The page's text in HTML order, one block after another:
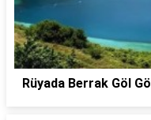
Rüyada Berrak Göl